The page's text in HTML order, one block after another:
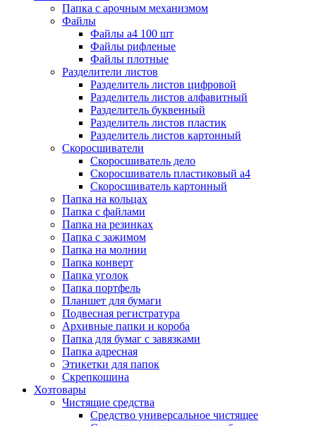
Папка с арочным механизмом
Файлы
Файлы а4 100 шт
Файлы рифленые
Файлы плотные
Разделители листов
Разделитель листов цифровой
Разделитель листов алфавитный
Разделитель буквенный
Разделитель листов пластик
Разделитель листов картонный
Скоросшиватели
Скоросшиватель дело
Скоросшиватель пластиковый а4
Скоросшиватель картонный
Папка на кольцах
Папка с файлами
Папка на резинках
Папка с зажимом
Папка на молнии
Папка конверт
Папка уголок
Папка портфель
Планшет для бумаги
Подвесная регистратура
Архивные папки и короба
Папка для бумаг с завязками
Папка адресная
Этикетки для папок
Скрепкошина
Хозтовары
Чистящие средства
Средство универсальное чистящее